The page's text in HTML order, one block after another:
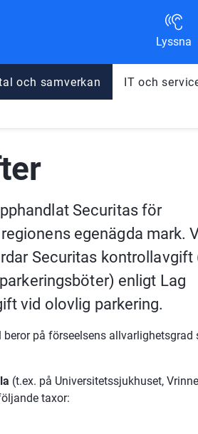
Lyssna
och samverkan IT och
Securitas för
egenägda mark.
Securitas kontrollavgift
enligt Lag
vid olovlig parkering.
på förseelsens allvarlighetsgrad
(t.ex. på Universitetssjukhuset,
taxor: